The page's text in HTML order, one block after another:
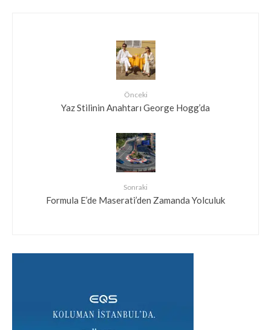
Önceki
Yaz Stilinin Anahtarı George Hogg’da
Sonraki
Formula E’de Maserati’den Zamanda Yolculuk